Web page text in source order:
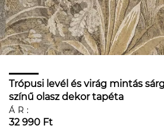
Trópusi levél és virág mintás
színű olasz dekor tapéta
ÁR:
32 990 Ft